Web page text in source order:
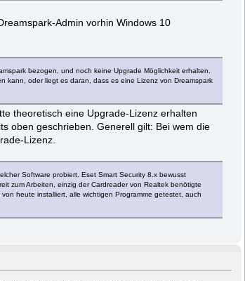
Admin vorhin Windows 10
bezogen, und noch keine Upgrade Möglichkeit erhalten.
kann, oder liegt es daran, dass es eine Lizenz von Dreamspark
theoretisch eine Upgrade-Lizenz erhalten
oben geschrieben. Generell gilt: Bei wem die
Lizenz.
Software probiert. Eset Smart Security 8.x bewusst
zum Arbeiten, einzig der Cardreader von Realtek benötigte
heute installiert, alle wichtigen Programme getestet, auch